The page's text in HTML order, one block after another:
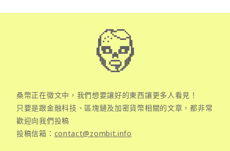
桑幣正在徵文中，我們想要讓好的東西讓更多人看見！
只要是跟金融科技、區塊鏈及加密貨幣相關的文章，都非常
歡迎向我們投稿
投稿信箱： contact@zombit.info